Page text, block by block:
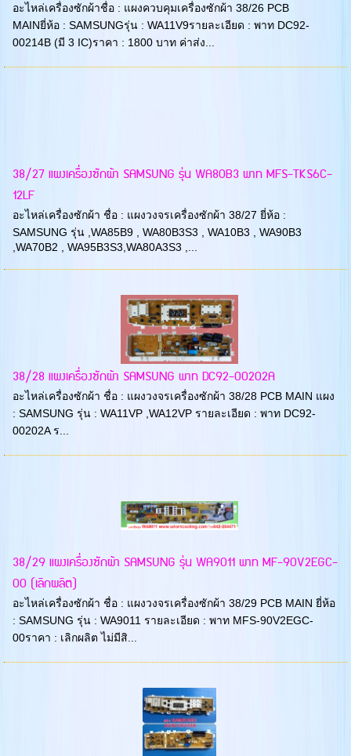
อะไหล่เครื่องซักผ้าชื่อ : แผงควบคุมเครื่องซักผ้า 38/26 PCB
MAINยี่ห้อ : SAMSUNGรุ่น : WA11V9รายละเอียด : พาท DC92-
00214B (มี 3 IC)ราคา : 1800 บาท ค่าส่ง...
38/27 แผงเครื่องซักผ้า SAMSUNG รุ่น WA80B3 พาท MFS-TKS6C-
12LF
อะไหล่เครื่องซักผ้า ชื่อ : แผงวงจรเครื่องซักผ้า 38/27 ยี่ห้อ :
SAMSUNG รุ่น ,WA85B9 , WA80B3S3 , WA10B3 , WA90B3
,WA70B2 , WA95B3S3,WA80A3S3 ,...
38/28 แผงเครื่องซักผ้า SAMSUNG พาท DC92-00202A
อะไหล่เครื่องซักผ้า ชื่อ : แผงวงจรเครื่องซักผ้า 38/28 PCB MAIN แผง
: SAMSUNG รุ่น : WA11VP ,WA12VP รายละเอียด : พาท DC92-
00202A ร...
38/29 แผงเครื่องซักผ้า SAMSUNG รุ่น WA9011 พาท MF-90V2EGC-
00 (เลิกผลิต)
อะไหล่เครื่องซักผ้า ชื่อ : แผงวงจรเครื่องซักผ้า 38/29 PCB MAIN ยี่ห้อ
: SAMSUNG รุ่น : WA9011 รายละเอียด : พาท MFS-90V2EGC-
00ราคา : เลิกผลิต ไม่มีสิ...